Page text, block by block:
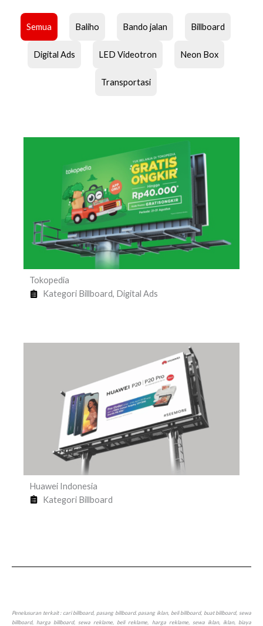
Semua Baliho Bando jalan Billboard
Digital Ads LED Videotron Neon Box
Transportasi
Tokopedia
Kategori Billboard, Digital Ads
Huawei Indonesia
Kategori Billboard
Penelusuran terkait : cari billboard, pasang billboard. pasang iklan, beli billboard, buat billboard, sewa billboard, harga billboard, sewa reklame, beli reklame, harga reklame, sewa iklan, iklan, biaya billboard, lokasi billboard, advertising billboard, cetak billboard, titik billboard, video billboard, billboard murah, iklan billboard, led billboard, perusahaan billboard, pembuatan billboard, reklame billboard, pajak billboard, tarif billboard, vendor billboard, sewa billboard murah aceh kota banda aceh, sewa billboard murah bali kota denpasar, sewa billboard murah banten kota serang, sewa billboard murah bengkulu kota bengkulu, sewa billboard murah gorontalo kota gorontalo, sewa billboard murah jakarta dki jakarta, sewa billboard murah jambi kota jambi, sewa billboard murah jawa barat kota bandung, sewa billboard murah jawa tengah kota semarang, sewa billboard murah jawa timur kota surabaya, sewa billboard murah kalimantan barat kota pontianak, sewa billboard murah kalimantan selatan kota banjarmasin, sewa billboard murah kalimantan tengah kota palangkaraya, sewa billboard murah kalimantan timur kota samarinda, sewa billboard murah kalimantan utara kota tanjungselor, sewa billboard murah kepulauan bangka belitung kota pangkalpinang, sewa billboard murah kepulauan riau kota tanjung pinang, sewa billboard murah lampung kota bandar lampung, sewa billboard murah maluku kota ambon, sewa billboard murah maluku utara kota sofifi ternate, sewa billboard murah nusa tenggara barat kota mataram, sewa billboard murah nusa tenggara timur kota kupang, sewa billboard murah papua kota jayapura, sewa billboard murah papua barat kota manokwari, sewa billboard murah riau kota pekanbaru, sewa billboard murah sulawesi barat kota mamuju, sewa billboard murah sulawesi selatan kota makassar, sewa billboard murah sulawesi tengah kota palu, sewa billboard murah sulawesi tenggara kota kendari, sewa billboard murah sulawesi utara kota manado, sewa billboard murah sumatera barat kota padang, sewa billboard murah sumatera selatan kota palembang, sewa billboard murah sumatera utara kota medan, sewa billboard murah yogyakarta kota yogyakarta, sewa baliho murah aceh kota banda aceh, sewa baliho murah bali kota denpasar, sewa baliho murah banten kota serang, sewa baliho murah bengkulu kota bengkulu, sewa baliho murah gorontalo kota gorontalo, sewa baliho murah jakarta dki jakarta, sewa baliho murah jambi kota jambi, sewa baliho murah jawa barat kota bandung, sewa baliho murah jawa tengah kota semarang, sewa baliho murah jawa timur kota surabaya, sewa baliho murah kalimantan barat kota pontianak, sewa baliho murah kalimantan selatan kota banjarmasin, sewa baliho murah, kalimantan tengah kota palangkaraya, sewa baliho murah kalimantan timur kota samarinda, sewa baliho murah kalimantan utara kota tanjungselor, sewa baliho murah kepulauan bangka belitung kota pangkalpinang, sewa murah baliho kepulauan riau kota tanjung pinang, sewa baliho murah lampung kota bandar lampung, sewa baliho murah maluku kota ambon, sewa baliho murah maluku utara kota sofifi ternate, sewa baliho murah nusa tenggara barat kota mataram, sewa baliho murah nusa tenggara timur kota kupang, sewa baliho murah papua kota jayapura, sewa baliho murah papua barat kota manokwari, sewa baliho murah riau kota pekanbaru, sewa baliho murah sulawesi barat kota mamuju, sewa baliho murah sulawesi selatan kota makassar, sewa baliho murah sulawesi tengah kota palu, sewa baliho murah sulawesi tenggara kota kendari, sewa baliho murah sulawesi utara kota manado, sewa baliho murah sumatera barat kota padang, sewa baliho murah sumatera selatan kota palembang, sewa baliho murah sumatera utara kota medan, sewa baliho murah yogyakarta kota yogyakarta, sewa videotron murah aceh kota banda aceh, sewa videotron murah bali kota denpasar, sewa videotron murah banten kota serang, sewa videotron murah bengkulu kota bengkulu, sewa videotron murah gorontalo kota gorontalo, sewa videotron murah jakarta dki jakarta, sewa videotron murah jambi kota jambi, sewa videotron murah jawa barat kota bandung, sewa videotron murah jawa tengah kota semarang, sewa videotron murah jawa timur kota surabaya, sewa videotron murah kalimantan barat kota pontianak, sewa videotron murah kalimantan selatan kota banjarmasin, sewa videotron murah kalimantan tengah kota palangkaraya, sewa videotron murah kalimantan timur kota samarinda, sewa videotron murah kalimantan utara kota tanjungselor, sewa videotron murah kepulauan bangka belitung kota pangkalpinang, sewa videotron murah kepulauan riau kota tanjung pinang, sewa videotron murah lampung kota bandar lampung, sewa videotron murah maluku kota ambon, sewa videotron murah maluku utara kota sofifi ternate, sewa videotron murah nusa tenggara barat kota mataram, sewa videotron murah nusa tenggara timur kota kupang, sewa videotron murah papua kota jayapura, sewa videotron murah papua barat kota manokwari, sewa videotron murah riau kota pekanbaru, sewa videotron murah sulawesi barat kota mamuju, sewa videotron murah sulawesi selatan kota makassar, sewa videotron murah sulawesi tengah kota palu, sewa videotron murah sulawesi tenggara kota kendari, sewa videotron murah sulawesi utara kota manado, sewa videotron murah sumatera barat kota padang, sewa videotron murah sumatera selatan kota palembang, sewa videotron murah sumatera utara kota medan, sewa videotron murah yogyakarta kota yogyakarta, produksi murah billboard aceh kota banda aceh, produksi billboard murah bali kota denpasar, produksi billboard murah banten kota serang, produksi billboard murah bengkulu kota bengkulu, produksi billboard murah gorontalo kota gorontalo, produksi billboard murah jakarta dki jakarta, produksi billboard murah jambi kota jambi, produksi billboard murah jawa barat kota bandung, produksi billboard murah jawa tengah kota semarang, produksi billboard murah jawa timur kota surabaya, produksi billboard murah kalimantan barat kota pontianak, produksi billboard murah kalimantan selatan kota banjarmasin, produksi billboard murah kalimantan tengah kota palangkaraya, produksi billboard murah kalimantan timur kota samarinda, produksi billboard murah kalimantan utara kota tanjungselor, produksi billboard murah kepulauan bangka belitung kota pangkalpinang, produksi billboard murah kepulauan riau kota tanjung pinang, produksi billboard murah lampung kota bandar lampung, produksi billboard murah maluku kota ambon, produksi billboard maluku utara kota sofifi ternate, produksi billboard murah nusa tenggara barat kota mataram, produksi billboard murah nusa tenggara timur kota kupang, produksi billboard murah papua kota jayapura, produksi billboard murah papua barat kota manokwari, produksi billboard murah riau kota pekanbaru, produksi billboard murah sulawesi barat kota mamuju, produksi billboard murah sulawesi selatan kota makassar, produksi billboard murah sulawesi tengah kota palu, produksi billboard murah sulawesi tenggara kota kendari, produksi billboard murah sulawesi utara kota manado, produksi billboard murah sumatera barat kota padang, produksi billboard murah sumatera selatan kota palembang, produksi billboard murah sumatera utara kota medan, produksi billboard murah yogyakarta kota yogyakarta, produksi baliho murah aceh kota banda aceh, produksi baliho murah bali kota denpasar, produksi baliho murah banten kota serang, produksi baliho murah bengkulu kota bengkulu, produksi baliho murah gorontalo kota gorontalo, produksi baliho murah jakarta dki jakarta, produksi baliho murah jambi kota jambi, produksi baliho murah jawa barat kota bandung, produksi baliho murah jawa tengah kota semarang, produksi baliho murah jawa timur kota surabaya, produksi baliho murah kalimantan barat kota pontianak, produksi baliho murah kalimantan selatan kota banjarmasin, produksi baliho murah kalimantan tengah kota palangkaraya, produksi baliho murah kalimantan timur kota samarinda, produksi baliho murah kalimantan utara kota tanjungselor, produksi baliho murah kepulauan bangka belitung kota pangkalpinang, produksi baliho murah kepulauan riau kota tanjung pinang, produksi baliho murah lampung kota bandar lampung, produksi baliho murah maluku kota ambon, produksi baliho murah maluku utara kota sofifi ternate, produksi baliho murah nusa tenggara barat kota mataram, produksi baliho murah nusa tenggara timur kota kupang, produksi baliho murah papua kota jayapura, produksi baliho murah papua barat kota manokwari, produksi baliho murah riau kota pekanbaru, produksi baliho murah sulawesi barat kota mamuju, produksi baliho murah sulawesi selatan kota makassar, produksi baliho murah sulawesi tengah kota palu, produksi baliho murah sulawesi tenggara kota kendari, produksi baliho murah sulawesi utara kota manado, produksi baliho murah sumatera barat kota padang, produksi baliho murah sumatera selatan kota palembang, produksi baliho murah sumatera utara kota medan, produksi baliho murah yogyakarta kota yogyakarta, produksi videotron murah aceh kota banda aceh, produksi videotron murah bali kota denpasar, produksi videotron murah banten kota serang, produksi videotron murah bengkulu kota bengkulu, produksi videotron murah gorontalo kota gorontalo, produksi videotron murah jakarta dki jakarta, produksi videotron murah jambi kota jambi, produksi videotron murah jawa barat kota bandung, produksi murah videotron jawa tengah kota semarang, produksi videotron murah jawa timur kota surabaya, produksi videotron murah kalimantan barat kota pontianak, produksi videotron murah kalimantan selatan kota banjarmasin, produksi videotron murah, kalimantan tengah kota palangkaraya, produksi videotron murah kalimantan timur kota samarinda, produksi videotron murah kalimantan utara kota tanjungselor, produksi videotron murah kepulauan bangka belitung kota pangkalpinang, produksi videotron murah kepulauan riau kota tanjung pinang, produksi videotron murah lampung kota bandar lampung, produksi videotron murah maluku kota ambon, produksi videotron murah maluku utara